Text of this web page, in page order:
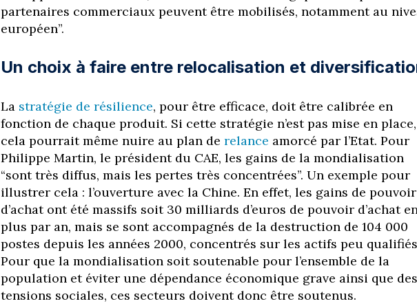
partenaires commerciaux peuvent être mobilisés, notamment au
européen”.
Un choix à faire entre relocalisation et
La stratégie de résilience, pour être efficace, doit être calibrée en
fonction de chaque produit. Si cette stratégie n’est pas mise en place,
cela pourrait même nuire au plan de relance amorcé par l’Etat. Pour
Philippe Martin, le président du CAE, les gains de la mondialisation
“sont très diffus, mais les pertes très concentrées”. Un exemple pour
illustrer cela : l’ouverture avec la Chine. En effet, les gains de pouvoir
d’achat ont été massifs soit 30 milliards d’euros de pouvoir d’achat
plus par an, mais se sont accompagnés de la destruction de 104 000
postes depuis les années 2000, concentrés sur les actifs peu
Pour que la mondialisation soit soutenable pour l’ensemble de la
population et éviter une dépendance économique grave ainsi que des
tensions sociales, ces secteurs doivent donc être soutenus.